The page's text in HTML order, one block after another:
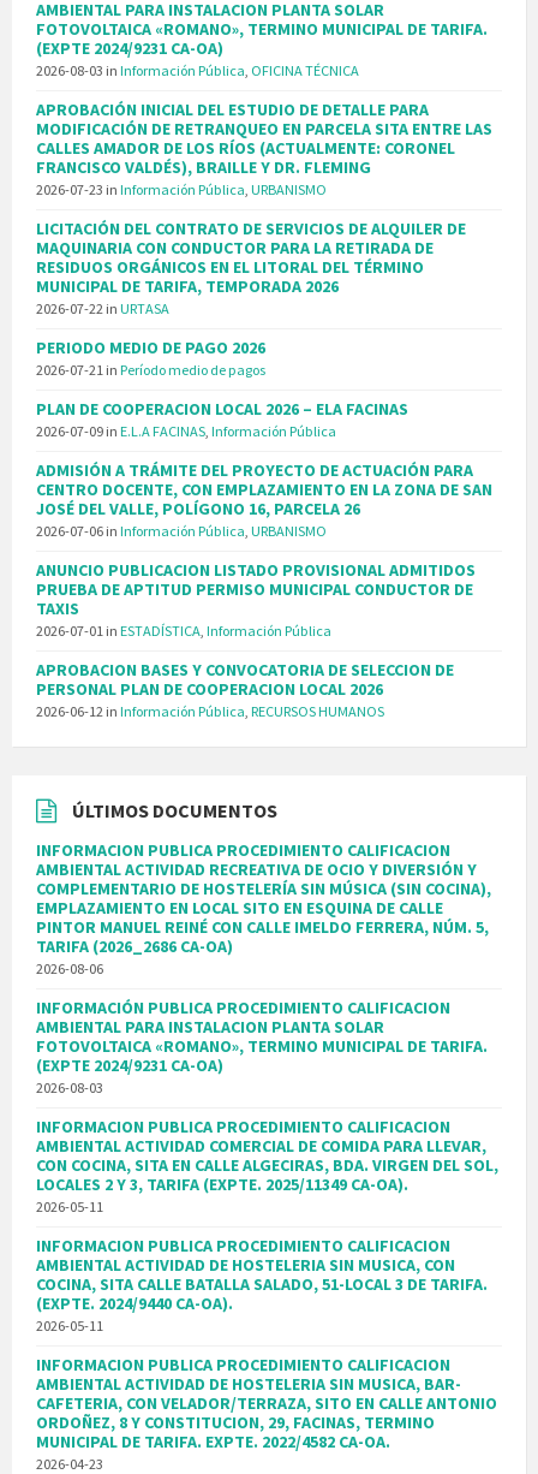
AMBIENTAL PARA INSTALACION PLANTA SOLAR
FOTOVOLTAICA «ROMANO», TERMINO MUNICIPAL DE TARIFA.
(EXPTE 2024/9231 CA-OA)
2026-08-03 in Información Pública OFICINA TÉCNICA
APROBACIÓN INICIAL DEL ESTUDIO DE DETALLE PARA
MODIFICACIÓN DE RETRANQUEO EN PARCELA SITA ENTRE LAS
CALLES AMADOR DE LOS RÍOS (ACTUALMENTE: CORONEL
FRANCISCO VALDÉS), BRAILLE Y DR. FLEMING
2026-07-23 in Información Pública URBANISMO
LICITACIÓN DEL CONTRATO DE SERVICIOS DE ALQUILER DE
MAQUINARIA CON CONDUCTOR PARA LA RETIRADA DE
RESIDUOS ORGÁNICOS EN EL LITORAL DEL TÉRMINO
MUNICIPAL DE TARIFA, TEMPORADA 2026
2026-07-22 in URTASA
PERIODO MEDIO DE PAGO 2026
2026-07-21 in Período medio de pagos
PLAN DE COOPERACION LOCAL 2026 – ELA FACINAS
2026-07-09 in E.L.A FACINAS Información Pública
ADMISIÓN A TRÁMITE DEL PROYECTO DE ACTUACIÓN PARA
CENTRO DOCENTE, CON EMPLAZAMIENTO EN LA ZONA DE SAN
JOSÉ DEL VALLE, POLÍGONO 16, PARCELA 26
2026-07-06 in Información Pública URBANISMO
ANUNCIO PUBLICACION LISTADO PROVISIONAL ADMITIDOS
PRUEBA DE APTITUD PERMISO MUNICIPAL CONDUCTOR DE
TAXIS
2026-07-01 in ESTADÍSTICA Información Pública
APROBACION BASES Y CONVOCATORIA DE SELECCION DE
PERSONAL PLAN DE COOPERACION LOCAL 2026
2026-06-12 in Información Pública RECURSOS HUMANOS
ÚLTIMOS DOCUMENTOS
INFORMACION PUBLICA PROCEDIMIENTO CALIFICACION
AMBIENTAL ACTIVIDAD RECREATIVA DE OCIO Y DIVERSIÓN Y
COMPLEMENTARIO DE HOSTELERÍA SIN MÚSICA (SIN COCINA),
EMPLAZAMIENTO EN LOCAL SITO EN ESQUINA DE CALLE
PINTOR MANUEL REINÉ CON CALLE IMELDO FERRERA, NÚM. 5,
TARIFA (2026_2686 CA-OA)
2026-08-06
INFORMACIÓN PUBLICA PROCEDIMIENTO CALIFICACION
AMBIENTAL PARA INSTALACION PLANTA SOLAR
FOTOVOLTAICA «ROMANO», TERMINO MUNICIPAL DE TARIFA.
(EXPTE 2024/9231 CA-OA)
2026-08-03
INFORMACION PUBLICA PROCEDIMIENTO CALIFICACION
AMBIENTAL ACTIVIDAD COMERCIAL DE COMIDA PARA LLEVAR,
CON COCINA, SITA EN CALLE ALGECIRAS, BDA. VIRGEN DEL SOL,
LOCALES 2 Y 3, TARIFA (EXPTE. 2025/11349 CA-OA).
2026-05-11
INFORMACION PUBLICA PROCEDIMIENTO CALIFICACION
AMBIENTAL ACTIVIDAD DE HOSTELERIA SIN MUSICA, CON
COCINA, SITA CALLE BATALLA SALADO, 51-LOCAL 3 DE TARIFA.
(EXPTE. 2024/9440 CA-OA).
2026-05-11
INFORMACION PUBLICA PROCEDIMIENTO CALIFICACION
AMBIENTAL ACTIVIDAD DE HOSTELERIA SIN MUSICA, BAR-
CAFETERIA, CON VELADOR/TERRAZA, SITO EN CALLE ANTONIO
ORDOÑEZ, 8 Y CONSTITUCION, 29, FACINAS, TERMINO
MUNICIPAL DE TARIFA. EXPTE. 2022/4582 CA-OA.
2026-04-23